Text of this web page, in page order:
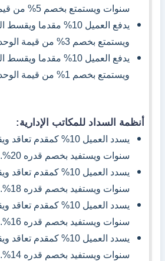
سنوات ويستمتع بخصم 5% من قيمة الوحدة.
ويستمتع بخصم 3% من قيمة الوحدة.
ويستمتع بخصم 1% من قيمة الوحدة.
أنظمة السداد للمكاتب الإدارية:
سنوات ويستفيد بخصم قدره 20%.
سنوات ويستفيد بخصم قدره 18%.
سنوات ويستفيد بخصم قدره 16%.
سنوات ويستفيد بخصم قدره 14%.